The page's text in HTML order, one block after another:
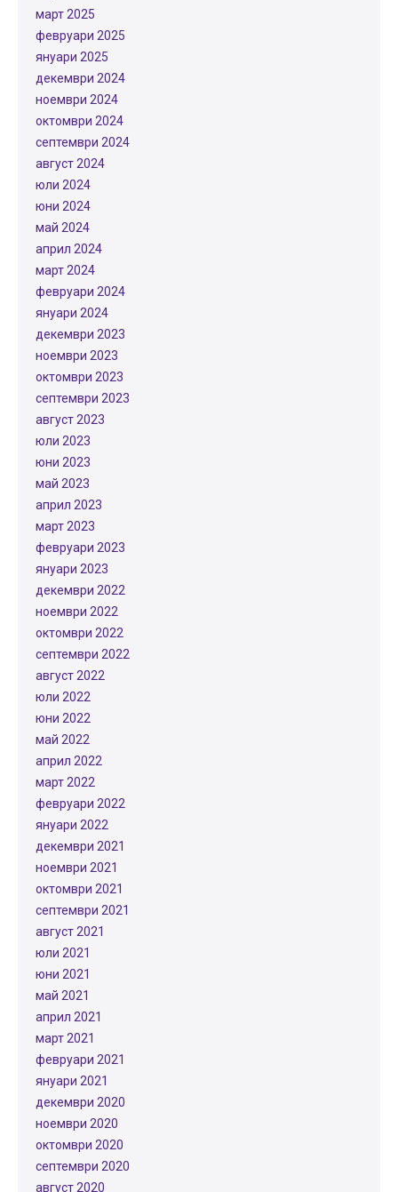
март 2025
февруари 2025
януари 2025
декември 2024
ноември 2024
октомври 2024
септември 2024
август 2024
юли 2024
юни 2024
май 2024
април 2024
март 2024
февруари 2024
януари 2024
декември 2023
ноември 2023
октомври 2023
септември 2023
август 2023
юли 2023
юни 2023
май 2023
април 2023
март 2023
февруари 2023
януари 2023
декември 2022
ноември 2022
октомври 2022
септември 2022
август 2022
юли 2022
юни 2022
май 2022
април 2022
март 2022
февруари 2022
януари 2022
декември 2021
ноември 2021
октомври 2021
септември 2021
август 2021
юли 2021
юни 2021
май 2021
април 2021
март 2021
февруари 2021
януари 2021
декември 2020
ноември 2020
октомври 2020
септември 2020
август 2020